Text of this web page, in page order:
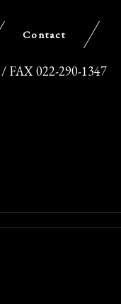
/ FAX 022-290-1347
Contact